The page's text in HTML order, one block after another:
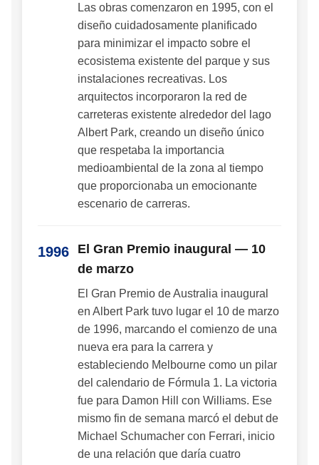
Las obras comenzaron en 1995, con el
diseño cuidadosamente planificado
para minimizar el impacto sobre el
ecosistema existente del parque y sus
instalaciones recreativas. Los
arquitectos incorporaron la red de
carreteras existente alrededor del lago
Albert Park, creando un diseño único
que respetaba la importancia
medioambiental de la zona al tiempo
que proporcionaba un emocionante
escenario de carreras.
1996
El Gran Premio inaugural — 10
de marzo
El Gran Premio de Australia inaugural
en Albert Park tuvo lugar el 10 de marzo
de 1996, marcando el comienzo de una
nueva era para la carrera y
estableciendo Melbourne como un pilar
del calendario de Fórmula 1. La victoria
fue para Damon Hill con Williams. Ese
mismo fin de semana marcó el debut de
Michael Schumacher con Ferrari, inicio
de una relación que daría cuatro